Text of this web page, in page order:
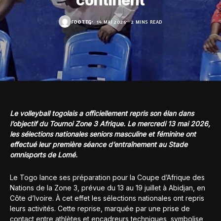
FOOT.TG 14 MAI 2026 2 MINS READ
Le volleyball togolais a officiellement repris son élan dans
l’objectif du Tournoi Zone 3 Afrique. Le mercredi 13 mai 2026,
les sélections nationales seniors masculine et féminine ont
effectué leur première séance d’entraînement au Stade
omnisports de Lomé.
Le Togo lance ses préparation pour la Coupe d’Afrique des
Nations de la Zone 3, prévue du 13 au 19 juillet à Abidjan, en
Côte d’Ivoire. À cet effet les sélections nationales ont repris
leurs activités. Cette reprise, marquée par une prise de
contact entre athlètes et encadreurs techniques, symbolise